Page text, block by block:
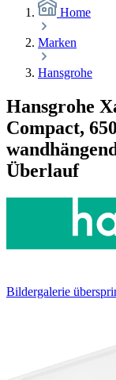
Home
Marken
Hansgrohe
Hansgrohe
Compact,
Überlauf
Bildergalerie